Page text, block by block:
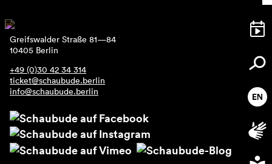
Ticket
Barrierefreiheit
Über uns
Greifswalder Straße 81—84
10405 Berlin
+49 (0)30 42 34 314
ticket@schaubude.berlin
info@schaubude.berlin